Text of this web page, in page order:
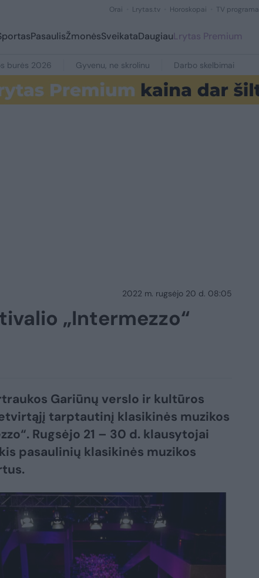
Orai Lrytas.tv Horoskopai TV programa
PasaulisŽmonėsSveikataDaugiauLrytas Premium
burės 2026 Gyvenu, ne skrolinu Darbo skelbimai
2022 m. rugsėjo 20 d. 08:05
„Intermezzo“
Gariūnų verslo ir kultūros
tarptautinį klasikinės muzikos
Rugsėjo 21 – 30 d. klausytojai
pasaulinių klasikinės muzikos